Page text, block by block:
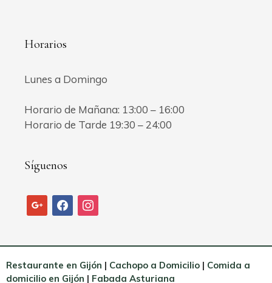
Horarios
Lunes a Domingo
Horario de Mañana: 13:00 – 16:00
Horario de Tarde 19:30 – 24:00
Síguenos
googlefacebookinstagram
Restaurante en Gijón | Cachopo a Domicilio | Comida a
domicilio en Gijón | Fabada Asturiana